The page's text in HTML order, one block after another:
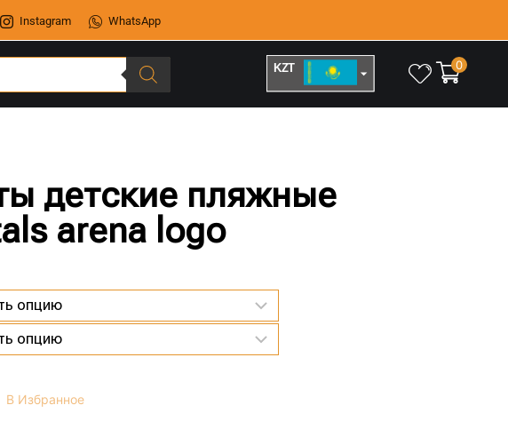
Instagram WhatsApp
KZT 0
детские пляжные
arena logo
В Избранное